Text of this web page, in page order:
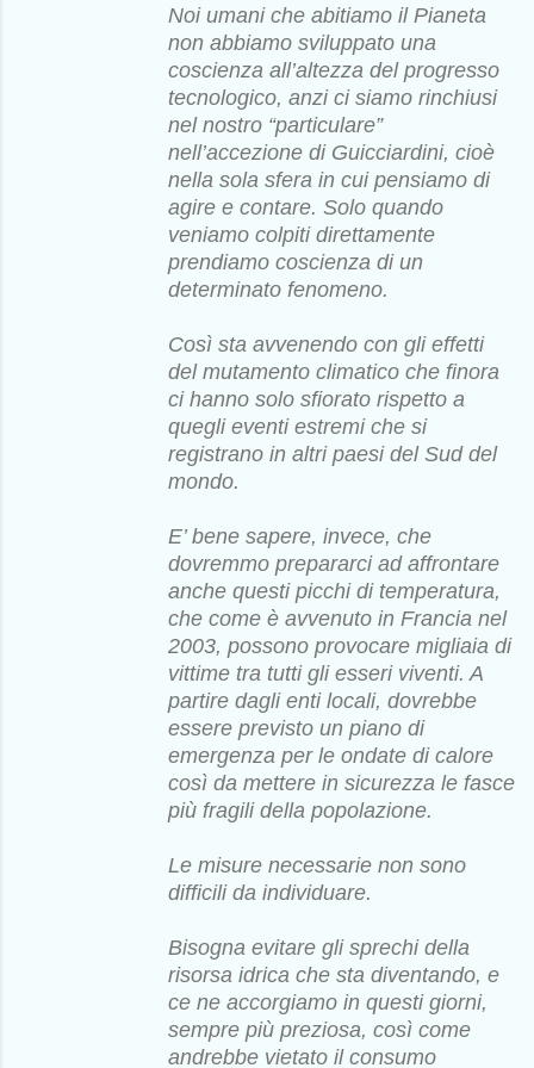
Noi umani che abitiamo il Pianeta
non abbiamo sviluppato una
coscienza all’altezza del progresso
tecnologico, anzi ci siamo rinchiusi
nel nostro “particulare”
nell’accezione di Guicciardini, cioè
nella sola sfera in cui pensiamo di
agire e contare. Solo quando
veniamo colpiti direttamente
prendiamo coscienza di un
determinato fenomeno.
Così sta avvenendo con gli effetti
del mutamento climatico che finora
ci hanno solo sfiorato rispetto a
quegli eventi estremi che si
registrano in altri paesi del Sud del
mondo.
E’ bene sapere, invece, che
dovremmo prepararci ad affrontare
anche questi picchi di temperatura,
che come è avvenuto in Francia nel
2003, possono provocare migliaia di
vittime tra tutti gli esseri viventi. A
partire dagli enti locali, dovrebbe
essere previsto un piano di
emergenza per le ondate di calore
così da mettere in sicurezza le fasce
più fragili della popolazione.
Le misure necessarie non sono
difficili da individuare.
Bisogna evitare gli sprechi della
risorsa idrica che sta diventando, e
ce ne accorgiamo in questi giorni,
sempre più preziosa, così come
andrebbe vietato il consumo